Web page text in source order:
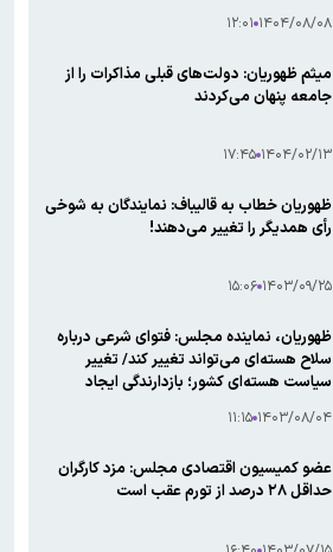
۱۴۰۴/۰۸/۰۸ ۱۲:۰۱
میثم ظهوریان: دولت‌های قبلی مذاکرات را از
جامعه پنهان می‌کردند
۱۴۰۴/۰۲/۱۳ ۱۷:۴۵
ظهوریان خطاب به قالیباف: نمایندگان به شوخی
رأی همدیگر را تغییر می‌دهند!
۱۴۰۳/۰۹/۲۵ ۱۵:۰۶
ظهوریان، نماینده مجلس: فتوای شرعی درباره
سلاح هسته‌ای می‌تواند تغییر کند/ تغییر
سیاست هسته‌ای کشور؛ بازدارندگی ایجاد
۱۴۰۳/۰۸/۰۴ ۱۱:۱۵
عضو کمیسیون اقتصادی مجلس: مزد کارگران
حداقل ۲۸ درصد از تورم عقب است